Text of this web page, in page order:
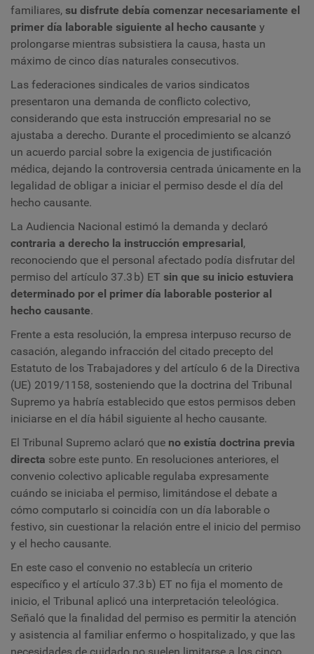
familiares, su disfrute debía comenzar necesariamente el
primer día laborable siguiente al hecho causante y
prolongarse mientras subsistiera la causa, hasta un
máximo de cinco días naturales consecutivos.
Las federaciones sindicales de varios sindicatos
presentaron una demanda de conflicto colectivo,
considerando que esta instrucción empresarial no se
ajustaba a derecho. Durante el procedimiento se alcanzó
un acuerdo parcial sobre la exigencia de justificación
médica, dejando la controversia centrada únicamente en la
legalidad de obligar a iniciar el permiso desde el día del
hecho causante.
La Audiencia Nacional estimó la demanda y declaró
contraria a derecho la instrucción empresarial,
reconociendo que el personal afectado podía disfrutar del
permiso del artículo 37.3 b) ET sin que su inicio estuviera
determinado por el primer día laborable posterior al
hecho causante.
Frente a esta resolución, la empresa interpuso recurso de
casación, alegando infracción del citado precepto del
Estatuto de los Trabajadores y del artículo 6 de la Directiva
(UE) 2019/1158, sosteniendo que la doctrina del Tribunal
Supremo ya habría establecido que estos permisos deben
iniciarse en el día hábil siguiente al hecho causante.
El Tribunal Supremo aclaró que no existía doctrina previa
directa sobre este punto. En resoluciones anteriores, el
convenio colectivo aplicable regulaba expresamente
cuándo se iniciaba el permiso, limitándose el debate a
cómo computarlo si coincidía con un día laborable o
festivo, sin cuestionar la relación entre el inicio del permiso
y el hecho causante.
En este caso el convenio no establecía un criterio
específico y el artículo 37.3 b) ET no fija el momento de
inicio, el Tribunal aplicó una interpretación teleológica.
Señaló que la finalidad del permiso es permitir la atención
y asistencia al familiar enfermo o hospitalizado, y que las